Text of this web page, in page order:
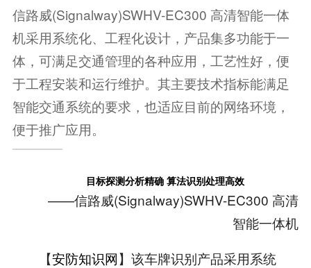
信路威(Signalway)SWHV-EC300 高清智能一体
机采用系统化、工程化设计，产品集多功能于一
体，可满足交通管理的各种应用，工艺性好，便
于工程安装和运行维护。其主要技术指标能满足
智能交通系统的要求，也适应目前的网络环境，
便于推广应用。
目标探测分析精确 算法识别处理高效
——信路威(Signalway)SWHV-EC300 高清
智能一体机
【安防知识网】该车牌识别产品采用系统